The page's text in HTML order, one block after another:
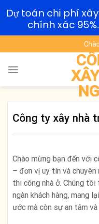
to
content
Công ty xây nhà
Chào mừng bạn đến với
– đơn vị uy tín và
thi công nhà ở. Chúng
ngàn khách hàng, mang
ước mà còn sự an tâm
Dự toán chi phí
chính xác 95%.